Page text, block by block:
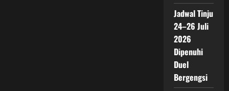
Jadwal Tinju
24–26 Juli
2026
Dipenuhi
Duel
Bergengsi